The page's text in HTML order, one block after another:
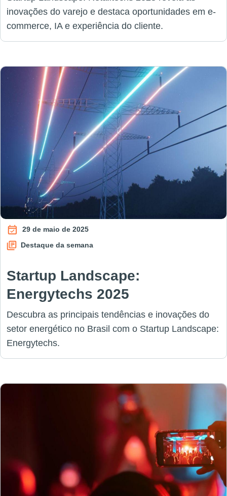
inovações do varejo e destaca oportunidades em e-
commerce, IA e experiência do cliente.
29 de maio de 2025
Destaque da semana
Startup Landscape:
Energytechs 2025
Descubra as principais tendências e inovações do
setor energético no Brasil com o Startup Landscape:
Energytechs.